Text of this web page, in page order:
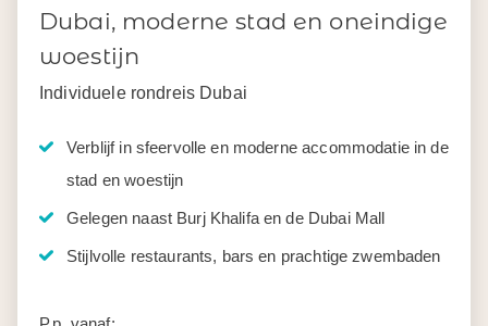
Dubai, moderne stad en oneindige
woestijn
Individuele rondreis Dubai
Verblijf in sfeervolle en moderne accommodatie in de
stad en woestijn
Gelegen naast Burj Khalifa en de Dubai Mall
Stijlvolle restaurants, bars en prachtige zwembaden